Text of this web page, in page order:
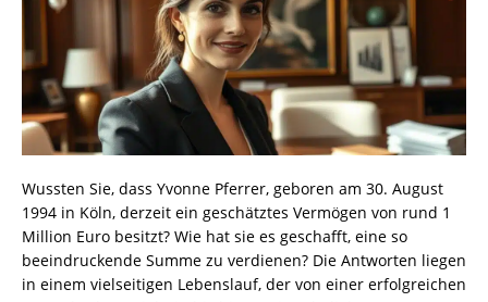
Wussten Sie, dass Yvonne Pferrer, geboren am 30. August
1994 in Köln, derzeit ein geschätztes Vermögen von rund 1
Million Euro besitzt? Wie hat sie es geschafft, eine so
beeindruckende Summe zu verdienen? Die Antworten liegen
in einem vielseitigen Lebenslauf, der von einer erfolgreichen